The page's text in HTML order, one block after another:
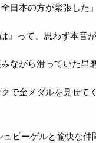
全日本の方が緊張した
』って、思わず本音
ながら滑っていた昌
で金メダルを見せて
ピーゲルと愉快な